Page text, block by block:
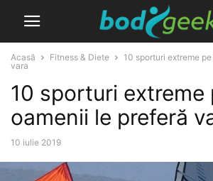
Acasă Fitness & Diete
10 sporturi extreme
vara
10 sporturi extreme
oamenii le preferă
10 iulie 2019